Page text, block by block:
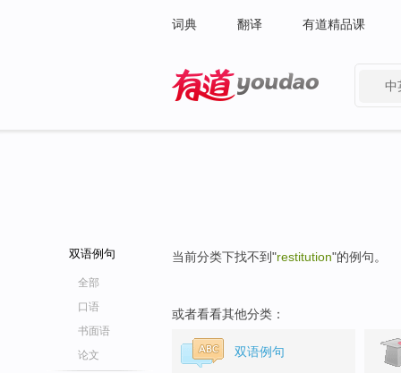
词典 翻译 有道精品课
中
双语例句
全部
口语
书面语
论文
当前分类下找不到"restitution"的例句。
或者看看其他分类：
双语例句